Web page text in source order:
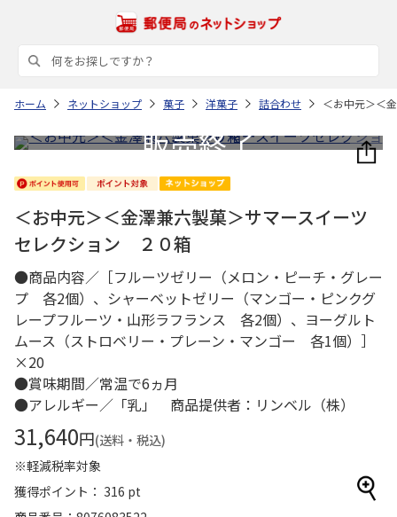
ホーム ネットショップ 菓子 洋菓子 詰合わせ ＜お中元＞＜
＜お中元＞＜金澤兼六製菓＞サマースイーツ
セレクション ２０箱
●商品内容／［フルーツゼリー（メロン・ピーチ・グレー
プ 各2個）、シャーベットゼリー（マンゴー・ピンクグ
レープフルーツ・山形ラフランス 各2個）、ヨーグルト
ムース（ストロベリー・プレーン・マンゴー 各1個）］
×20
●賞味期間／常温で6ヵ月
●アレルギー／「乳」 商品提供者：リンベル（株）
31,640円(送料・税込)
※軽減税率対象
獲得ポイント： 316 pt